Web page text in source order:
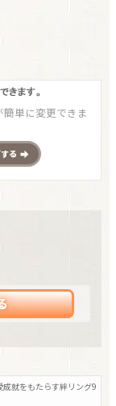
単に変更できま
る
就をもたらす絆リング9